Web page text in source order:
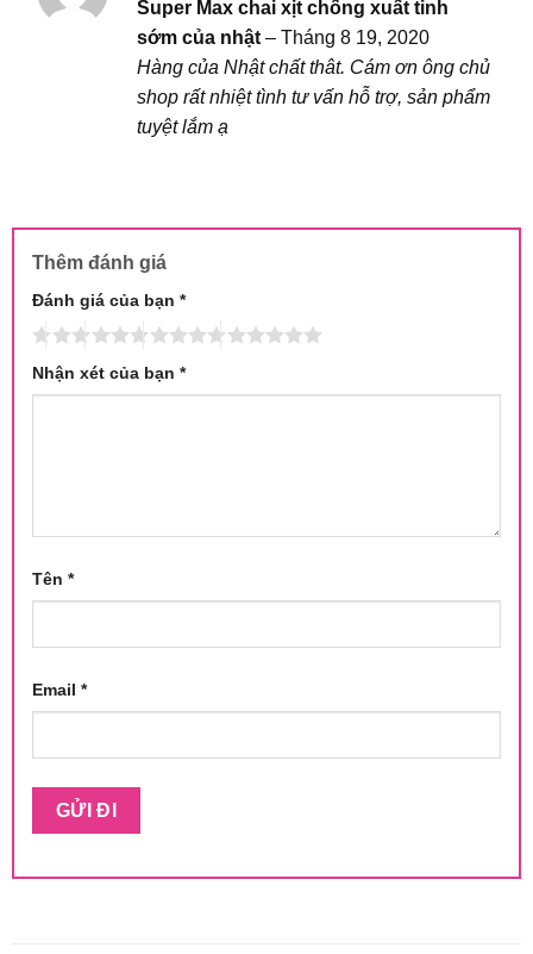
hạng
sao
Super Max chai xịt chống xuất tinh
sớm của nhật – Tháng 8 19, 2020
Hàng của Nhật chất thât. Cám ơn ông chủ
shop rất nhiệt tình tư vấn hỗ trợ, sản phẩm
tuyệt lắm ạ
Thêm đánh giá
Đánh giá của bạn *
Nhận xét của bạn *
Tên *
Email *